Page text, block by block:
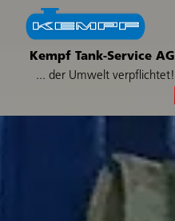
Kempf Tank-Service AG
... der Umwelt verpflichtet!